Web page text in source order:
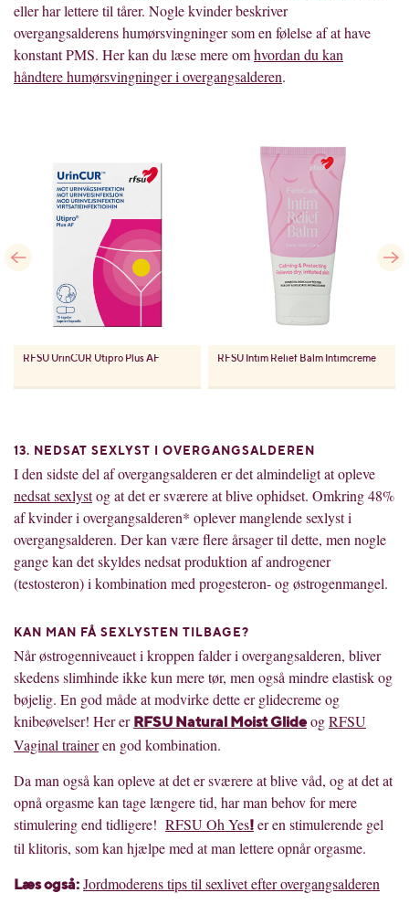
eller har lettere til tårer. Nogle kvinder beskriver
overgangsalderens humørsvingninger som en følelse af at have
konstant PMS. Her kan du læse mere omhvordan du kan
håndtere humørsvingninger i overgangsalderen.
RFSU UrinCUR Utipro Plus AF RFSU Intim Relief Balm Intimcreme
13. NEDSAT SEXLYST I OVERGANGSALDEREN
I den sidste del af overgangsalderen er det almindeligt at opleve
nedsat sexlystog at det er sværere at blive ophidset. Omkring 48%
af kvinder i overgangsalderen* oplever manglende sexlyst i
overgangsalderen. Der kan være flere årsager til dette, men nogle
gange kan det skyldes nedsat produktion af androgener
(testosteron) i kombination med progesteron- og østrogenmangel.
KAN MAN FÅ SEXLYSTEN TILBAGE?
Når østrogenniveauet i kroppen falder i overgangsalderen, bliver
skedens slimhinde ikke kun mere tør, men også mindre elastisk og
bøjelig. En god måde at modvirke dette er glidecreme og
knibeøvelser! Her er RFSU Natural Moist GlideogRFSU
Vaginal traineren god kombination.
Da man også kan opleve at det er sværere at blive våd, og at det at
opnå orgasme kan tage længere tid, har man behov for mere
stimulering end tidligere! RFSU Oh Yes! er en stimulerende gel
til klitoris, som kan hjælpe med at man lettere opnår orgasme.
Læs også: Jordmoderens tips til sexlivet efter overgangsalderen